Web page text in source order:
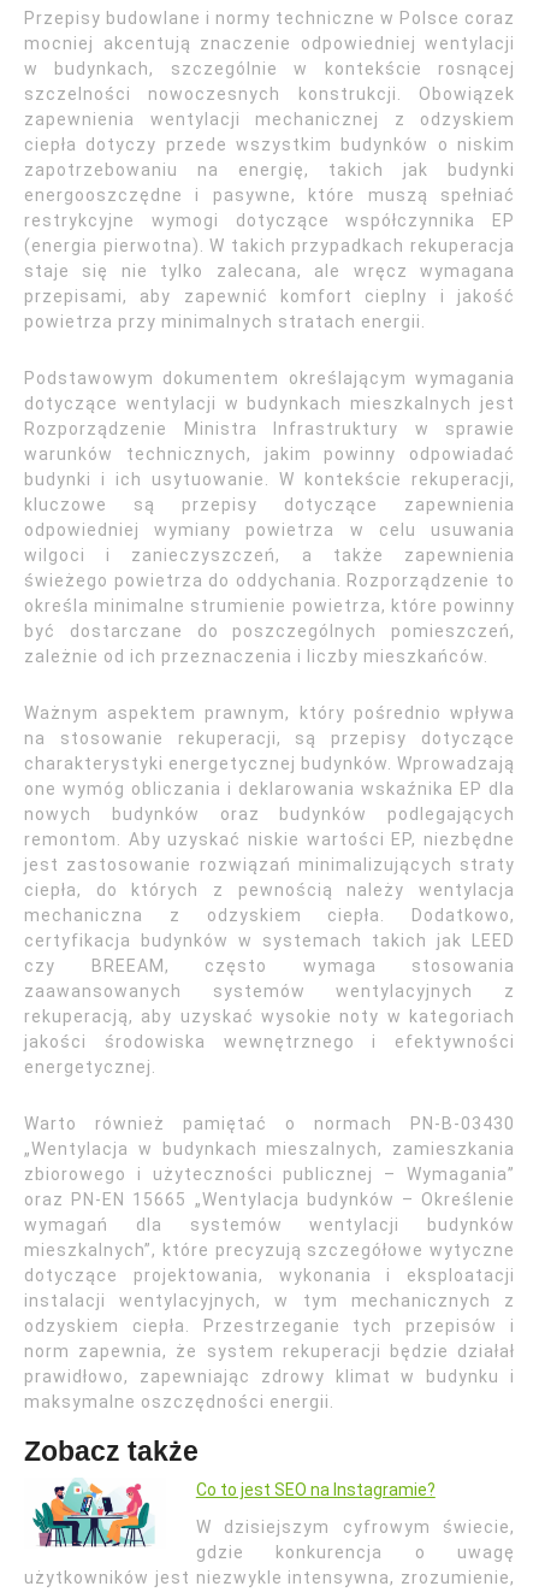
Przepisy budowlane i normy techniczne w Polsce coraz
mocniej akcentują znaczenie odpowiedniej wentylacji
w budynkach, szczególnie w kontekście rosnącej
szczelności nowoczesnych konstrukcji. Obowiązek
zapewnienia wentylacji mechanicznej z odzyskiem
ciepła dotyczy przede wszystkim budynków o niskim
zapotrzebowaniu na energię, takich jak budynki
energooszczędne i pasywne, które muszą spełniać
restrykcyjne wymogi dotyczące współczynnika EP
(energia pierwotna). W takich przypadkach rekuperacja
staje się nie tylko zalecana, ale wręcz wymagana
przepisami, aby zapewnić komfort cieplny i jakość
powietrza przy minimalnych stratach energii.
Podstawowym dokumentem określającym wymagania
dotyczące wentylacji w budynkach mieszkalnych jest
Rozporządzenie Ministra Infrastruktury w sprawie
warunków technicznych, jakim powinny odpowiadać
budynki i ich usytuowanie. W kontekście rekuperacji,
kluczowe są przepisy dotyczące zapewnienia
odpowiedniej wymiany powietrza w celu usuwania
wilgoci i zanieczyszczeń, a także zapewnienia
świeżego powietrza do oddychania. Rozporządzenie to
określa minimalne strumienie powietrza, które powinny
być dostarczane do poszczególnych pomieszczeń,
zależnie od ich przeznaczenia i liczby mieszkańców.
Ważnym aspektem prawnym, który pośrednio wpływa
na stosowanie rekuperacji, są przepisy dotyczące
charakterystyki energetycznej budynków. Wprowadzają
one wymóg obliczania i deklarowania wskaźnika EP dla
nowych budynków oraz budynków podlegających
remontom. Aby uzyskać niskie wartości EP, niezbędne
jest zastosowanie rozwiązań minimalizujących straty
ciepła, do których z pewnością należy wentylacja
mechaniczna z odzyskiem ciepła. Dodatkowo,
certyfikacja budynków w systemach takich jak LEED
czy BREEAM, często wymaga stosowania
zaawansowanych systemów wentylacyjnych z
rekuperacją, aby uzyskać wysokie noty w kategoriach
jakości środowiska wewnętrznego i efektywności
energetycznej.
Warto również pamiętać o normach PN-B-03430
„Wentylacja w budynkach mieszalnych, zamieszkania
zbiorowego i użyteczności publicznej – Wymagania”
oraz PN-EN 15665 „Wentylacja budynków – Określenie
wymagań dla systemów wentylacji budynków
mieszkalnych”, które precyzują szczegółowe wytyczne
dotyczące projektowania, wykonania i eksploatacji
instalacji wentylacyjnych, w tym mechanicznych z
odzyskiem ciepła. Przestrzeganie tych przepisów i
norm zapewnia, że system rekuperacji będzie działał
prawidłowo, zapewniając zdrowy klimat w budynku i
maksymalne oszczędności energii.
Zobacz także
Co to jest SEO na Instagramie?
W dzisiejszym cyfrowym świecie,
gdzie konkurencja o uwagę
użytkowników jest niezwykle intensywna, zrozumienie,